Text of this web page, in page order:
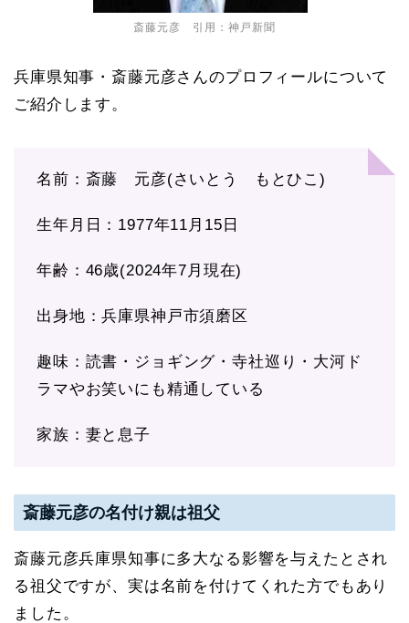
斎藤元彦 引用：神戸新聞
兵庫県知事・斎藤元彦さんのプロフィールについて
ご紹介します。
名前：斎藤 元彦(さいとう もとひこ)
生年月日：1977年11月15日
年齢：46歳(2024年7月現在)
出身地：兵庫県神戸市須磨区
趣味：読書・ジョギング・寺社巡り・大河ド
ラマやお笑いにも精通している
家族：妻と息子
斎藤元彦の名付け親は祖父
斎藤元彦兵庫県知事に多大なる影響を与えたとされ
る祖父ですが、実は名前を付けてくれた方でもあり
ました。